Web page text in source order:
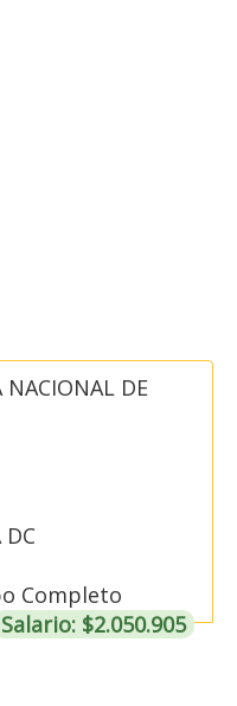
DE
Completo
Salario: $2.050.905